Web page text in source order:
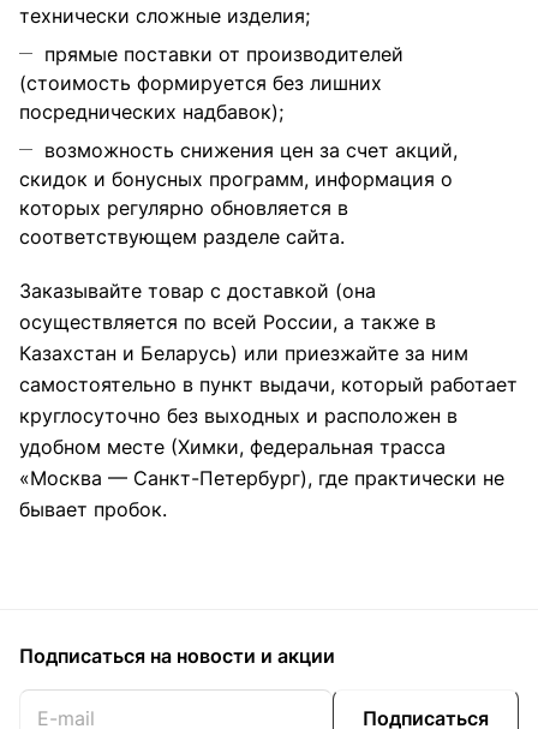
технически сложные изделия;
прямые поставки от производителей
(стоимость формируется без лишних
посреднических надбавок);
возможность снижения цен за счет акций,
скидок и бонусных программ, информация о
которых регулярно обновляется в
соответствующем разделе сайта.
Заказывайте товар с доставкой (она
осуществляется по всей России, а также в
Казахстан и Беларусь) или приезжайте за ним
самостоятельно в пункт выдачи, который работает
круглосуточно без выходных и расположен в
удобном месте (Химки, федеральная трасса
«Москва — Санкт-Петербург), где практически не
бывает пробок.
Подписаться на новости и акции
Подписаться